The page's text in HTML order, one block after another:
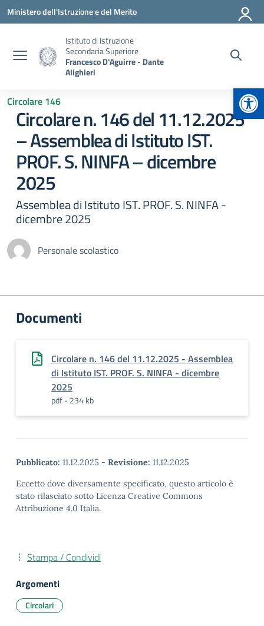
Vai ai contenuti
Vai al menu di navigazione
Vai al footer
Ministero dell'Istruzione e del Merito
Istituto di Istruzione
Secondaria Superiore
Francesco D'Aguirre - Dante
Alighieri
Circolare 146
Circolare n. 146 del 11.12.2025
– Assemblea di Istituto IST.
PROF. S. NINFA – dicembre
2025
Assemblea di Istituto IST. PROF. S. NINFA -
dicembre 2025
Personale scolastico
Documenti
Circolare n. 146 del 11.12.2025 - Assemblea
di Istituto IST. PROF. S. NINFA - dicembre
2025
pdf - 234 kb
Pubblicato: 11.12.2025 - Revisione: 11.12.2025
Eccetto dove diversamente specificato, questo articolo è
stato rilasciato sotto Licenza Creative Commons
Attribuzione 4.0 Italia.
Stampa / Condividi
Argomenti
Circolari